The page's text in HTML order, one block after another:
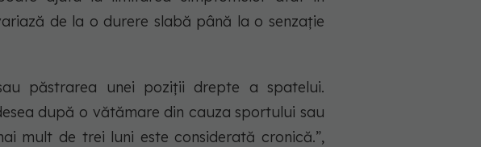
de la o durere slabă până la o senzație
păstrarea unei poziții drepte a spatelui.
după o vătămare din cauza sportului sau
mult de trei luni este considerată cronică.”,